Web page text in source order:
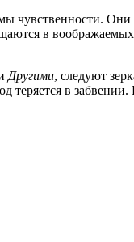
чувственности.
в
Другими, следуют
теряется в